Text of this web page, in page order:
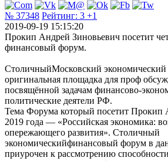
№ 37348 Рейтинг: 3 +1
2019-09-19 15:15:20
Прокип Андрей Зиновьевич посетит
финансовый форум.
СтоличныйМосковский
оригинальная площадка для проф
посвящённой задачам финансово-
политические деятели РФ.
Тема Форума который посетит Прокип
2019 года — «Российская экономика:
опережающего развития». Столичный
экономическийфинансовый форум в
приурочен к рассмотрению